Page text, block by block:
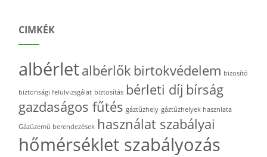
CIMKÉK
albérletalbérlők birtokvédelem bizosító
biztonsági felülvizsgálat biztosítás bérleti díj bírság
gazdaságos fűtés gáztűzhely gáztűzhelyek hasznlata
Gázüzemű berendezések használat szabályai
hőmérséklet szabályozás